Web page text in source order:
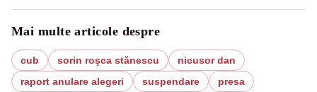
Mai multe articole despre
cub sorin roşca stănescu
nicusor dan
raport anulare alegeri
suspendare presa